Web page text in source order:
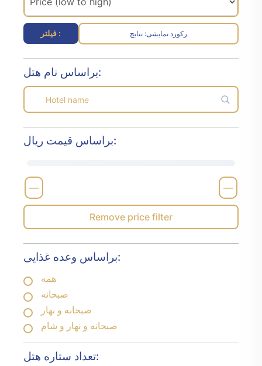
فیلتر : نتایج :رکورد نمایشی
براساس نام هتل:
براساس قیمت ریال:
—
—
Remove price filter
براساس وعده غذایی:
همه
صبحانه
صبحانه و نهار
صبحانه و نهار و شام
تعداد ستاره هتل: